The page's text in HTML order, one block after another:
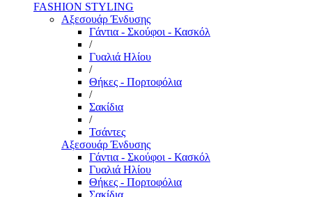
FASHION STYLING
Αξεσουάρ Ένδυσης
Γάντια - Σκούφοι - Κασκόλ
/
Γυαλιά Ηλίου
/
Θήκες - Πορτοφόλια
/
Σακίδια
/
Τσάντες
Αξεσουάρ Ένδυσης
Γάντια - Σκούφοι - Κασκόλ
Γυαλιά Ηλίου
Θήκες - Πορτοφόλια
Σακίδια